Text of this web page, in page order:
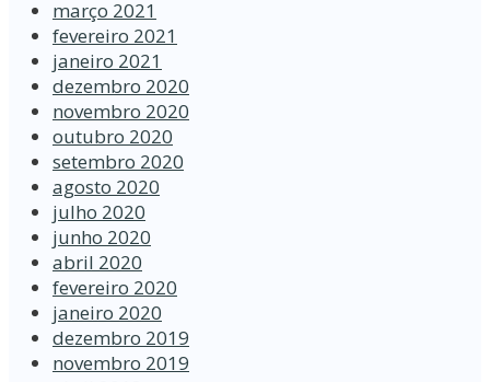
março 2021
fevereiro 2021
janeiro 2021
dezembro 2020
novembro 2020
outubro 2020
setembro 2020
agosto 2020
julho 2020
junho 2020
abril 2020
fevereiro 2020
janeiro 2020
dezembro 2019
novembro 2019